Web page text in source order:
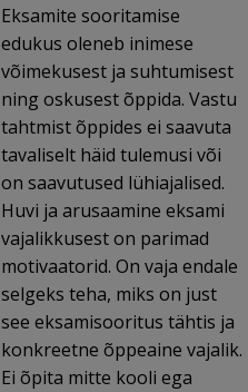
Eksamite sooritamise
edukus oleneb inimese
võimekusest ja suhtumisest
ning oskusest õppida. Vastu
tahtmist õppides ei saavuta
tavaliselt häid tulemusi või
on saavutused lühiajalised.
Huvi ja arusaamine eksami
vajalikkusest on parimad
motivaatorid. On vaja endale
selgeks teha, miks on just
see eksamisooritus tähtis ja
konkreetne õppeaine vajalik.
Ei õpita mitte kooli ega